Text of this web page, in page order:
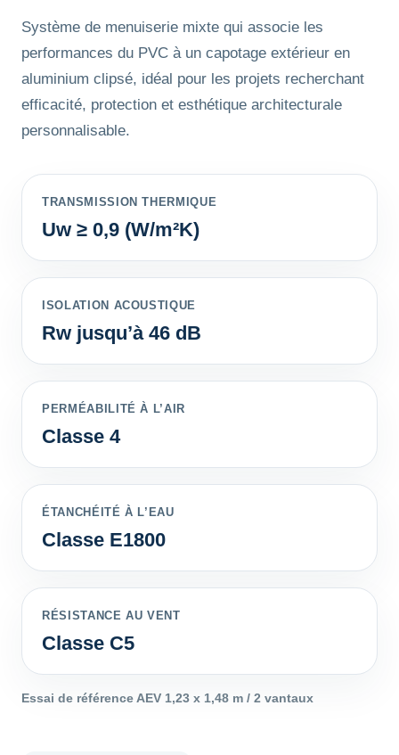
Système de menuiserie mixte qui associe les
performances du PVC à un capotage extérieur en
aluminium clipsé, idéal pour les projets recherchant
efficacité, protection et esthétique architecturale
personnalisable.
TRANSMISSION THERMIQUE
Uw ≥ 0,9 (W/m²K)
ISOLATION ACOUSTIQUE
Rw jusqu’à 46 dB
PERMÉABILITÉ À L’AIR
Classe 4
ÉTANCHÉITÉ À L’EAU
Classe E1800
RÉSISTANCE AU VENT
Classe C5
Essai de référence AEV 1,23 x 1,48 m / 2 vantaux